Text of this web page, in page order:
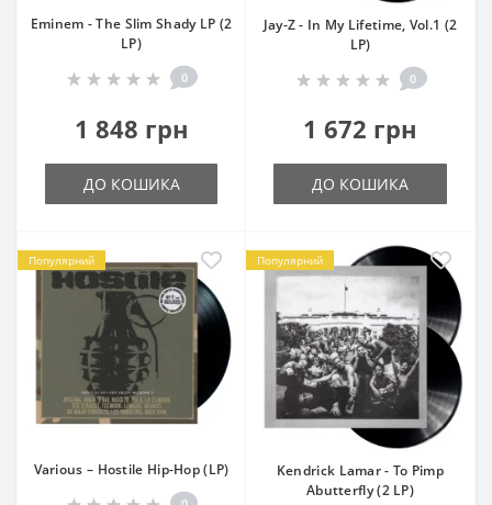
Eminem - The Slim Shady LP (2
LP)
0
1 848 грн
ДО КОШИКА
Jay-Z - In My Lifetime, Vol.1 (2
LP)
0
1 672 грн
ДО КОШИКА
Популярний
Various – Hostile Hip-Hop (LP)
Популярний
Kendrick Lamar - To Pimp
Abutterfly (2 LP)